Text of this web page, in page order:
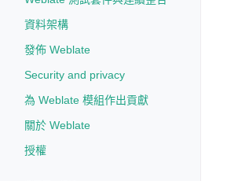
資料架構
發佈 Weblate
Security and privacy
為 Weblate 模組作出貢獻
關於 Weblate
授權